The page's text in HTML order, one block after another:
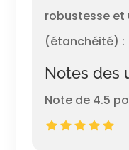
robustesse et
(étanchéité) :
Notes des
Note de 4.5